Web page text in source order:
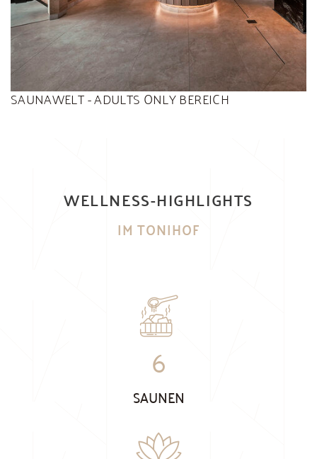
SAUNAWELT - ADULTS ONLY BEREICH
WELLNESS-HIGHLIGHTS
IM TONIHOF
6
SAUNEN